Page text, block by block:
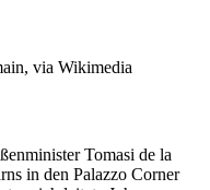
via Wikimedia
Tomasi de la
in den Palazzo Corner